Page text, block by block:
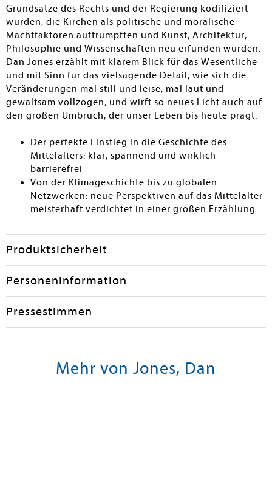
Grundsätze des Rechts und der Regierung kodifiziert
wurden, die Kirchen als politische und moralische
Machtfaktoren auftrumpften und Kunst, Architektur,
Philosophie und Wissenschaften neu erfunden wurden.
Dan Jones erzählt mit klarem Blick für das Wesentliche
und mit Sinn für das vielsagende Detail, wie sich die
Veränderungen mal still und leise, mal laut und
gewaltsam vollzogen, und wirft so neues Licht auch auf
den großen Umbruch, der unser Leben bis heute prägt.
Der perfekte Einstieg in die Geschichte des
Mittelalters: klar, spannend und wirklich
barrierefrei
Von der Klimageschichte bis zu globalen
Netzwerken: neue Perspektiven auf das Mittelalter
meisterhaft verdichtet in einer großen Erzählung
Produktsicherheit
Personeninformation
Pressestimmen
Mehr von Jones, Dan